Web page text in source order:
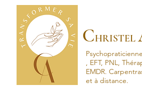
CHRISTEL
, EFT, PNL,
EMDR.
et à distance.